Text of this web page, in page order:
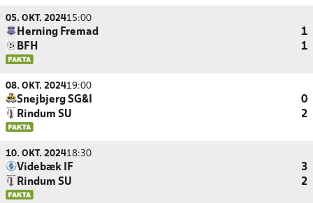
05. OKT. 202415:00
Herning Fremad
1
BFH
1
08. OKT. 202419:00
Snejbjerg SG&I
0
Rindum SU
2
10. OKT. 202418:30
Videbæk IF
3
Rindum SU
2